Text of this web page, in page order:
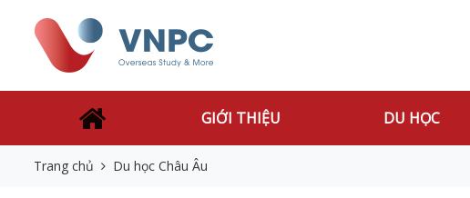
GIỚI THIỆU DU HỌC
Trang chủ Du học Châu Âu